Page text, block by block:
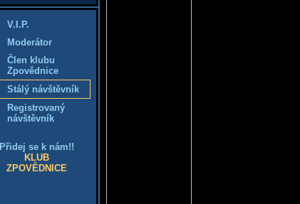
V.I.P.
Moderátor
Člen klubu
Zpovědnice
Stálý návštěvník
Registrovaný
návštěvník
Přidej se k nám!!
KLUB
ZPOVĚDNICE